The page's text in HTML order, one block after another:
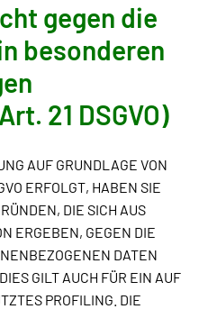
gegen die
besonderen
21 DSGVO)
AUF GRUNDLAGE VON
ERFOLGT, HABEN SIE
DIE SICH AUS
ERGEBEN, GEGEN DIE
DATEN
GILT AUCH FÜR EIN AUF
PROFILING. DIE